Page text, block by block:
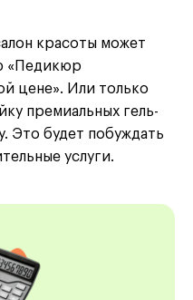
красоты может
«Педикюр
цене». Или только
премиальных гель-
Это будет побуждать
услуги.